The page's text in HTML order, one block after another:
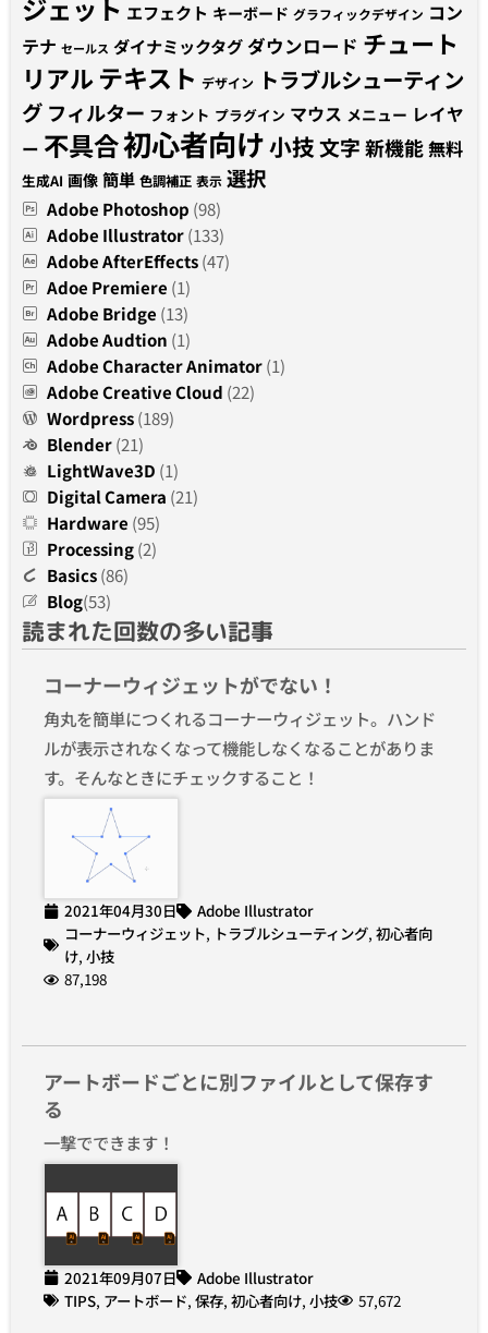
ジェット エフェクト キーボード グラフィックデザイン コン
テナ セールス ダイナミックタグダウンロード チュート
リアルテキスト デザイン トラブルシューティン
グ フィルター フォント プラグイン マウス メニュー レイヤ
ー 不具合初心者向け小技文字新機能無料
生成AI 画像 簡単 色調補正 表示 選択
Adobe Photoshop (98)
Adobe Illustrator(133)
Adobe AfterEffects(47)
Adoe Premiere (1)
Adobe Bridge (13)
Adobe Audtion (1)
Adobe Character Animator(1)
Adobe Creative Cloud (22)
Wordpress(189)
Blender(21)
LightWave3D (1)
Digital Camera (21)
Hardware (95)
Processing(2)
Basics(86)
Blog(53)
読まれた回数の多い記事
コーナーウィジェットがでない！
角丸を簡単につくれるコーナーウィジェット。ハンド
ルが表示されなくなって機能しなくなることがありま
す。そんなときにチェックすること！
2021年04月30日
Adobe Illustrator
コーナーウィジェット, トラブルシューティング, 初心者向
け, 小技
87,198
アートボードごとに別ファイルとして保存す
る
一撃でできます！
2021年09月07日
Adobe Illustrator
TIPS, アートボード, 保存, 初心者向け, 小技 57,672